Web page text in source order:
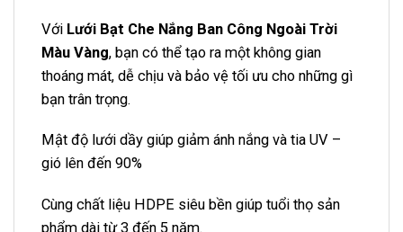
Với Lưới Bạt Che Nắng Ban Công Ngoài Trời
Màu Vàng, bạn có thể tạo ra một không gian
thoáng mát, dễ chịu và bảo vệ tối ưu cho những gì
bạn trân trọng.
Mật độ lưới dầy giúp giảm ánh nắng và tia UV –
gió lên đến 90%
Cùng chất liệu HDPE siêu bền giúp tuổi thọ sản
phẩm dài từ 3 đến 5 năm.